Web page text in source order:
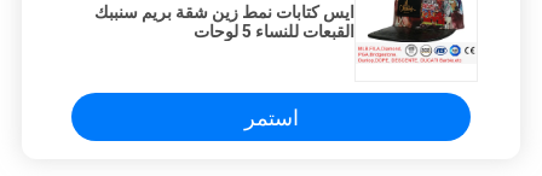
ايس كتابات نمط زين شقة بريم سنببك
القبعات للنساء 5 لوحات
استمر